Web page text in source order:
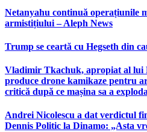
Netanyahu continuă operațiunile
armistițiului – Aleph News
Trump se ceartă cu Hegseth din
Vladimir Tkachuk, apropiat al lui
produce drone kamikaze pentru
critică după ce mașina sa a
Andrei Nicolescu a dat verdictul
Dennis Politic la Dinamo: „Asta